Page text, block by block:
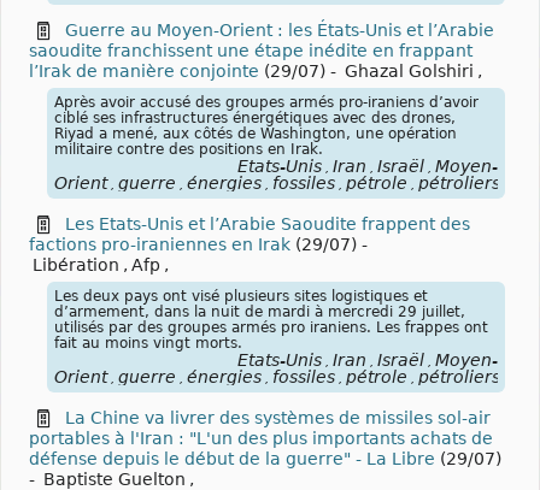
Guerre au Moyen-Orient : les États-Unis et l’Arabie
saoudite franchissent une étape inédite en frappant
l’Irak de manière conjointe (29/07) - Ghazal Golshiri ,
Après avoir accusé des groupes armés pro-iraniens d’avoir
ciblé ses infrastructures énergétiques avec des drones,
Riyad a mené, aux côtés de Washington, une opération
militaire contre des positions en Irak.
États-Unis Iran Israël Moyen-
Orient guerre énergies fossiles pétrole pétroliers
Les Etats-Unis et l’Arabie Saoudite frappent des
factions pro-iraniennes en Irak (29/07) -
Libération , Afp ,
Les deux pays ont visé plusieurs sites logistiques et
d’armement, dans la nuit de mardi à mercredi 29 juillet,
utilisés par des groupes armés pro iraniens. Les frappes ont
fait au moins vingt morts.
États-Unis Iran Israël Moyen-
Orient guerre énergies fossiles pétrole pétroliers
La Chine va livrer des systèmes de missiles sol-air
portables à l'Iran : "L'un des plus importants achats de
défense depuis le début de la guerre" - La Libre (29/07)
- Baptiste Guelton ,